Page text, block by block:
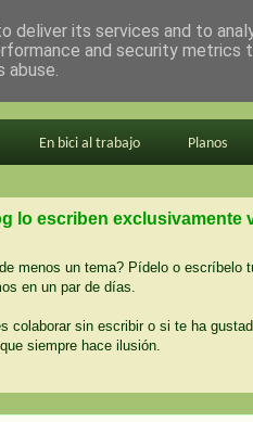
En bici al trabajo Planos
lo escriben exclusivamente
menos un tema? Pídelo o escríbelo
en un par de días.
colaborar sin escribir o si te ha
siempre hace ilusión.
deliver its services and to
and security metrics
abuse.